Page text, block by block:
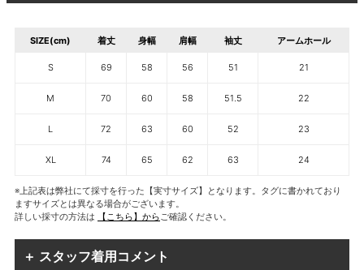
SIZE(cm) 着丈 身幅 肩幅 袖丈 アームホール
S 69 58 56 51 21
M 70 60 58 51.5 22
L 72 63 60 52 23
XL 74 65 62 63 24
※上記表は弊社にて採寸を行った【実寸サイズ】となります。タグに書かれており
ますサイズとは異なる場合がございます。
詳しい採寸の方法は
【こちら】からご確認ください。
＋ スタッフ着用コメント